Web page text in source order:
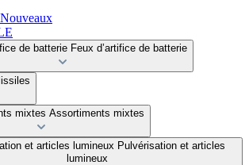
Nouveaux
Feux d’artifice de batterie
Assortiments mixtes
Pulvérisation et articles
lumineux